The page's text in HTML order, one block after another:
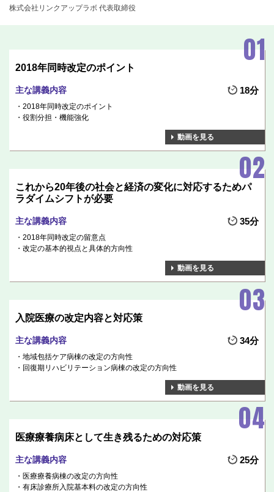
株式会社リンクアップラボ 代表取締役
2018年同時改定のポイント
主な講義内容 18分
2018年同時改定のポイント
役割分担・機能強化
動画を見る
これから20年後の社会と経済の変化に対応するためパ
ラダイムシフトが必要
主な講義内容 35分
2018年同時改定の留意点
改定の基本的視点と具体的方向性
動画を見る
入院医療の改定内容と対応策
主な講義内容 34分
地域包括ケア病棟の改定の方向性
回復期リハビリテーション病棟の改定の方向性
動画を見る
医療療養病床として生き残るための対応策
主な講義内容 25分
医療療養病棟の改定の方向性
有床診療所入院基本料の改定の方向性